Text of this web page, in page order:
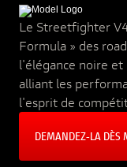
Le Streetfighter
Formula » des
l'élégance noire et
alliant les
l'esprit de
DEMANDEZ‑LA